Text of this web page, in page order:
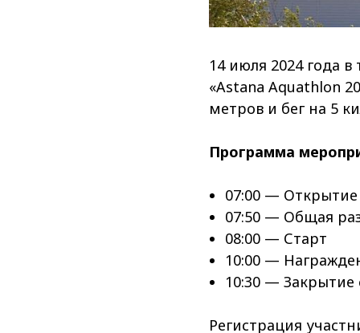
14 июля 2024 года
«Astana Aquathlon
метров и бег на 5
Программа
07:00 —
07:50 — Общая
08:00 — Старт
10:00 —
10:30 — Закрытие
Регистрация